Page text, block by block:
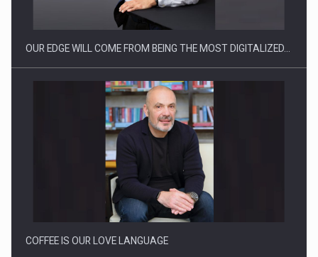
Cum invatam sa spunem nu intr-o cultura care pedepseste…
OUR EDGE WILL COME FROM BEING THE MOST DIGITALIZED…
COFFEE IS OUR LOVE LANGUAGE